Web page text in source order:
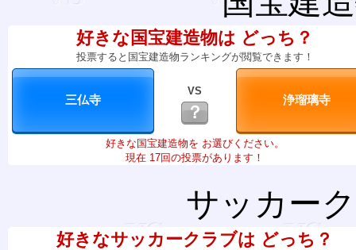
好きな国宝建造物は どっち？
投票すると国宝建造物ランキングが閲覧できます！
VS
？
好きな国宝建造物を お選びください。
現在 17回の投票があります！
サッカー
好きなサッカークラブは どっち？